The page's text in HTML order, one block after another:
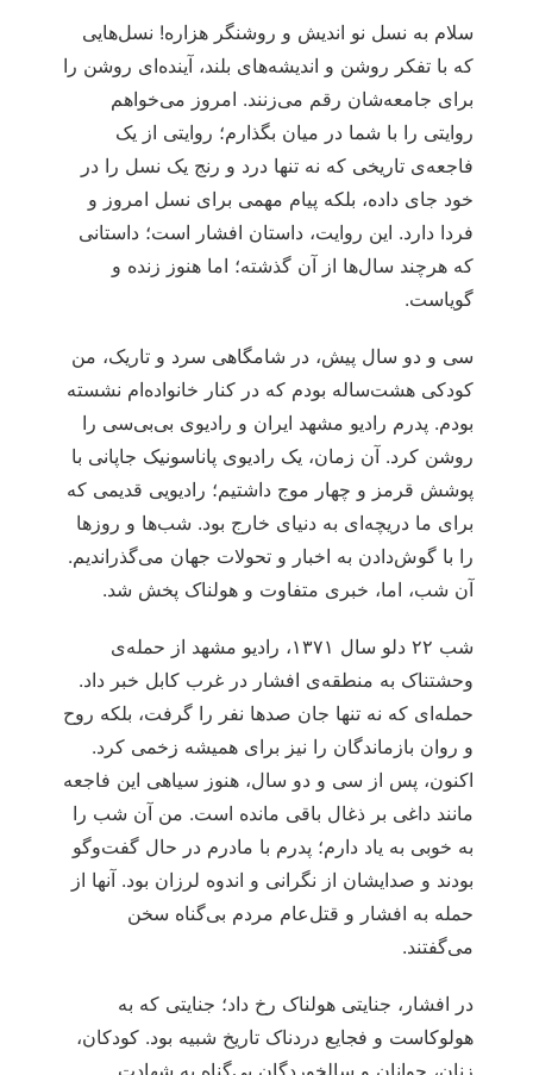
سلام به نسل نو اندیش و روشنگر هزاره! نسل‌هایی
که با تفکر روشن و اندیشه‌های بلند، آینده‌ای روشن را
برای جامعه‌شان رقم می‌زنند. امروز می‌خواهم
روایتی را با شما در میان بگذارم؛ روایتی از یک
فاجعه‌ی تاریخی که نه تنها درد و رنج یک نسل را در
خود جای داده، بلکه پیام مهمی برای نسل امروز و
فردا دارد. این روایت، داستان افشار است؛ داستانی
که هرچند سال‌ها از آن گذشته؛ اما هنوز زنده و
گویاست.
سی و دو سال پیش، در شامگاهی سرد و تاریک، من
کودکی هشت‌ساله بودم که در کنار خانواده‌ام نشسته
بودم. پدرم رادیو مشهد ایران و رادیوی بی‌بی‌سی را
روشن کرد. آن زمان، یک رادیوی پاناسونیک جاپانی با
پوشش قرمز و چهار موج داشتیم؛ رادیویی قدیمی که
برای ما دریچه‌ای به دنیای خارج بود. شب‌ها و روزها
را با گوش‌دادن به اخبار و تحولات جهان می‌گذراندیم.
آن شب، اما، خبری متفاوت و هولناک پخش شد.
شب ۲۲ دلو سال ۱۳۷۱، رادیو مشهد از حمله‌ی
وحشتناک به منطقه‌ی افشار در غرب کابل خبر داد.
حمله‌ای که نه تنها جان صدها نفر را گرفت، بلکه روح
و روان بازماندگان را نیز برای همیشه زخمی کرد.
اکنون، پس از سی و دو سال، هنوز سیاهی این فاجعه
مانند داغی بر ذغال باقی مانده است. من آن شب را
به خوبی به یاد دارم؛ پدرم با مادرم در حال گفت‌وگو
بودند و صدایشان از نگرانی و اندوه لرزان بود. آنها از
حمله به افشار و قتل‌عام مردم بی‌گناه سخن
می‌گفتند.
در افشار، جنایتی هولناک رخ داد؛ جنایتی که به
هولوکاست و فجایع دردناک تاریخ شبیه بود. کودکان،
زنان، جوانان و سالخوردگان بی‌گناه به شهادت